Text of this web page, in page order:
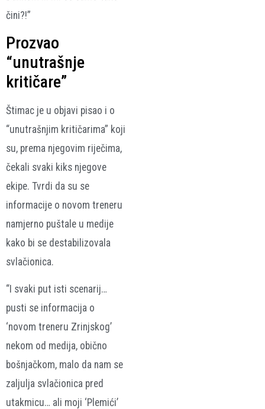
čini?!”
Prozvao
“unutrašnje
kritičare”
Štimac je u objavi pisao i o
“unutrašnjim kritičarima” koji
su, prema njegovim riječima,
čekali svaki kiks njegove
ekipe. Tvrdi da su se
informacije o novom treneru
namjerno puštale u medije
kako bi se destabilizovala
svlačionica.
“I svaki put isti scenarij…
pusti se informacija o
‘novom treneru Zrinjskog’
nekom od medija, obično
bošnjačkom, malo da nam se
zaljulja svlačionica pred
utakmicu… ali moji ‘Plemići’